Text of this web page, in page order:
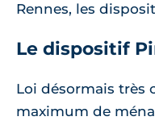
Rennes, les
Le dispositif
Loi désormais très
maximum de